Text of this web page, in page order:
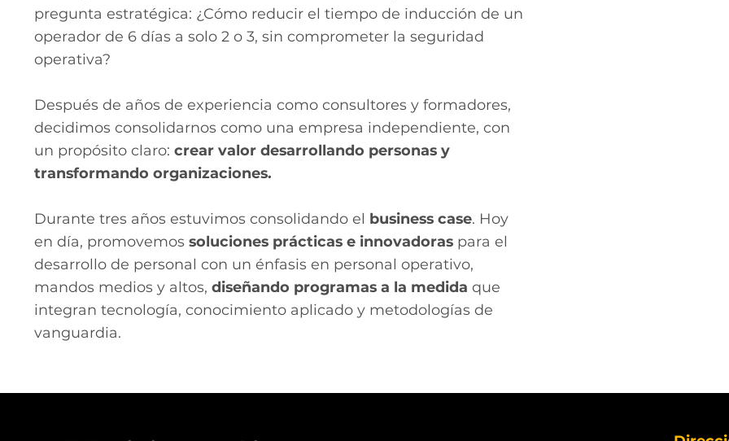
pregunta estratégica: ¿Cómo reducir el tiempo de inducción de un
operador de 6 días a solo 2 o 3, sin comprometer la seguridad
operativa?
Después de años de experiencia como consultores y formadores,
decidimos consolidarnos como una empresa independiente, con
un propósito claro: crear valor desarrollando personas y
transformando organizaciones.
Durante tres años estuvimos consolidando el business case. Hoy
en día, promovemos soluciones prácticas e innovadoraspara el
desarrollo de personal con un énfasis en personal operativo,
mandos medios y altos, diseñando programas a la medida que
integran tecnología, conocimiento aplicado y metodologías de
vanguardia.